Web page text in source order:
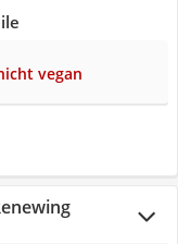
vegan